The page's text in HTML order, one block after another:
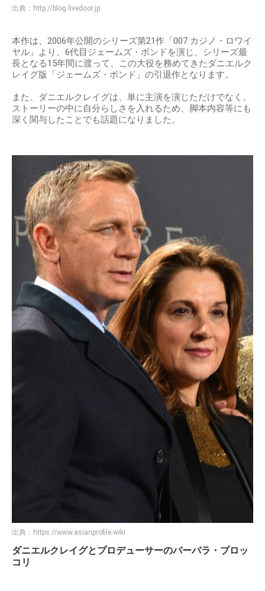
出典： http://blog.livedoor.jp
本作は、2006年公開のシリーズ第21作「007 カジノ・ロワイ
ヤル」より、6代目ジェームズ・ボンドを演じ、シリーズ最
長となる15年間に渡って、この大役を務めてきたダニエルク
レイグ版「ジェームズ・ボンド」の引退作となります。
また、ダニエルクレイグは、単に主演を演じただけでなく、
ストーリーの中に自分らしさを入れるため、脚本内容等にも
深く関与したことでも話題になりました。
出典： https://www.asianprofile.wiki
ダニエルクレイグとプロデューサーのバーバラ・ブロッ
コリ